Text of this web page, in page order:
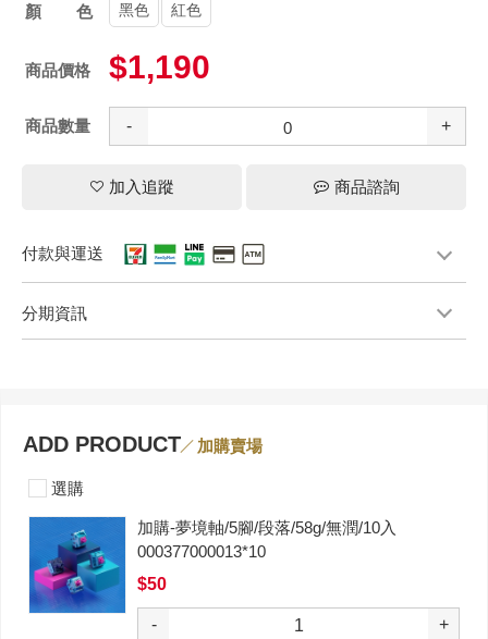
顏色黑色 紅色
商品價格 $1,190
商品數量 - +
加入追蹤 商品諮詢
付款與運送
分期資訊
ADD PRODUCT 加購賣場
選購
加購-夢境軸/5腳/段落/58g/無潤/10入
000377000013*10
$50
- +